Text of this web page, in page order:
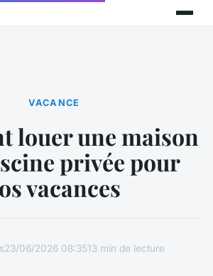
VACANCE
louer une maison
privée pour
vacances
23/06/2026 08:3513 min de lecture